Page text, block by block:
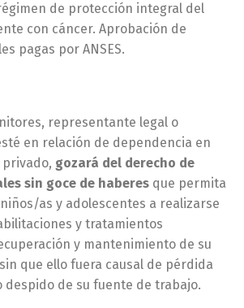
de protección integral del
con cáncer. Aprobación de
pagas por ANSES.
representante legal o
en relación de dependencia en
gozará del derecho de
sin goce de haberes que permita
as y adolescentes a realizarse
y tratamientos
y mantenimiento de su
que ello fuera causal de pérdida
despido de su fuente de trabajo.